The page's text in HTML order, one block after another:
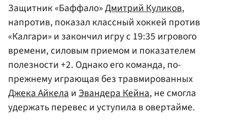
Защитник «Баффало»Дмитрий Куликов,
напротив, показал классный хоккей против
«Калгари» и закончил игру с 19:35 игрового
времени, силовым приемом и показателем
полезности +2. Однако его команда, по-
прежнему играющая без травмированных
Джека АйкелаиЭвандера Кейна, не смогла
удержать перевес и уступила в овертайме.